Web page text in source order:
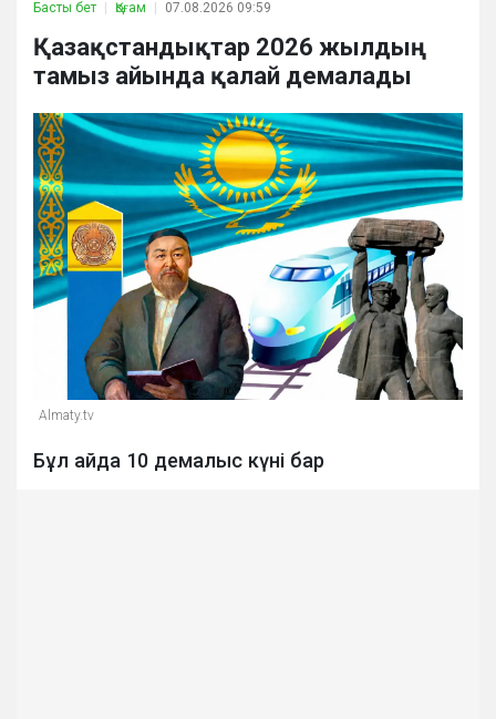
Басты бет Қоғам 07.08.2026 09:59
Қазақстандықтар 2026 жылдың
тамыз айында қалай демалады
Almaty.tv
Бұл айда 10 демалыс күні бар